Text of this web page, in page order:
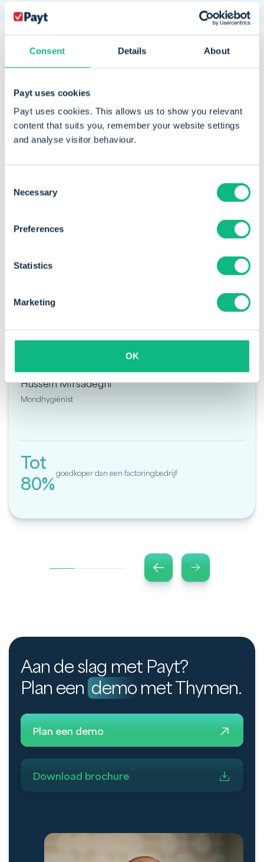
Consent Details About
Payt uses cookies
Payt uses cookies. This allows us to show you relevant
content that suits you, remember your website settings
and analyse visitor behaviour.
Selection
Necessary
Preferences
Statistics
Marketing
OK
dagelijks vertrouwen op Payt
Hussein Mirsadeghi
Mondhygiënist
Tot
80%
goedkoper dan een factoringbedrijf
Aan de slag met Payt?
Plan een demo met Thymen.
Plan een demo
Download brochure